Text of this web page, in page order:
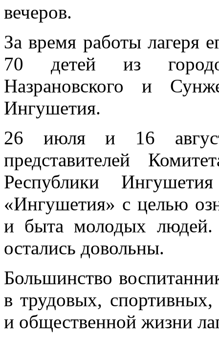
вечеров.
За время работы лагеря
70 детей из
Назрановского и
Ингушетия.
26 июля и 16
представителей
Республики
«Ингушетия» с целью
и быта молодых людей.
остались довольны.
Большинство
в трудовых, спортивных,
и общественной жизни